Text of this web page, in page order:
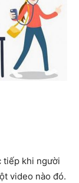
tiếp khi người
video nào đó.